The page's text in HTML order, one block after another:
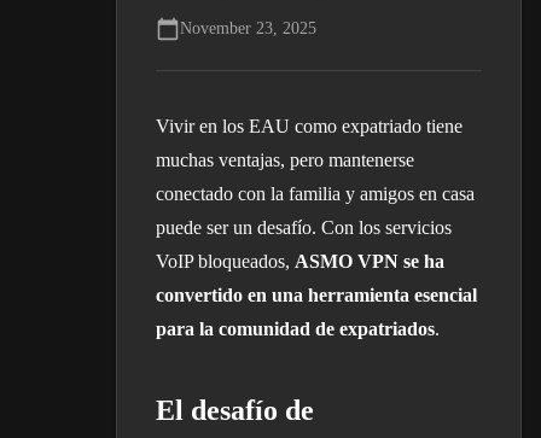
November 23, 2025
Vivir en los EAU como expatriado tiene
muchas ventajas, pero mantenerse
conectado con la familia y amigos en casa
puede ser un desafío. Con los servicios
VoIP bloqueados, ASMO VPN se ha
convertido en una herramienta esencial
para la comunidad de expatriados.
El desafío de